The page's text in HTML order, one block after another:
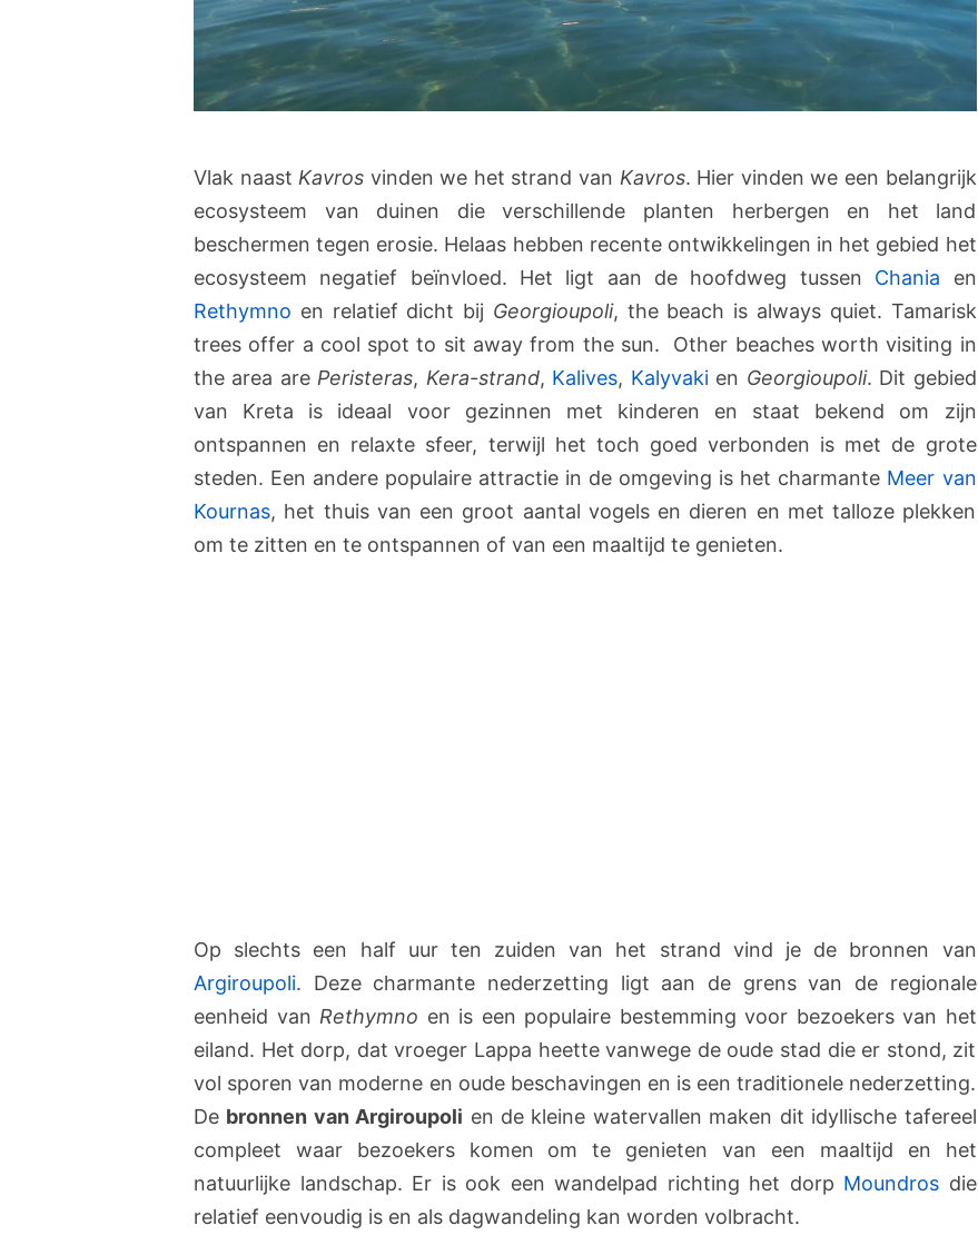
Vlak naastKavros vinden we het strand van Kavros. Hier vinden we een belangrijk
ecosysteem van duinen die verschillende planten herbergen en het land
beschermen tegen erosie. Helaas hebben recente ontwikkelingen in het gebied het
ecosysteem negatief beïnvloed. Het ligt aan de hoofdweg tussen Chania en
Rethymno en relatief dicht bij Georgioupoli, the beach is always quiet. Tamarisk
trees offer a cool spot to sit away from the sun. Other beaches worth visiting in
the area arePeristeras, Kera-strand, Kalives, Kalyvakien Georgioupoli. Dit gebied
van Kreta is ideaal voor gezinnen met kinderen en staat bekend om zijn
ontspannen en relaxte sfeer, terwijl het toch goed verbonden is met de grote
steden. Een andere populaire attractie in de omgeving is het charmante Meer van
Kournas, het thuis van een groot aantal vogels en dieren en met talloze plekken
om te zitten en te ontspannen of van een maaltijd te genieten.
Op slechts een half uur ten zuiden van het strand vind je de bronnen van
Argiroupoli. Deze charmante nederzetting ligt aan de grens van de regionale
eenheid van Rethymno en is een populaire bestemming voor bezoekers van het
eiland. Het dorp, dat vroeger Lappa heette vanwege de oude stad die er stond, zit
vol sporen van moderne en oude beschavingen en is een traditionele nederzetting.
De bronnen van Argiroupoli en de kleine watervallen maken dit idyllische tafereel
compleet waar bezoekers komen om te genieten van een maaltijd en het
natuurlijke landschap. Er is ook een wandelpad richting het dorp Moundros die
relatief eenvoudig is en als dagwandeling kan worden volbracht.